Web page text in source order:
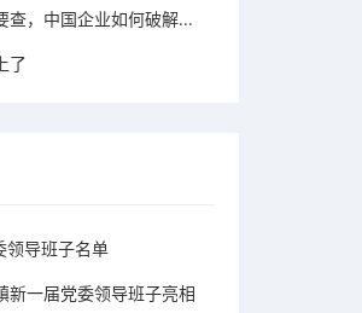
查，中国企业如何破解...
了
领导班子名单
新一届党委领导班子亮相